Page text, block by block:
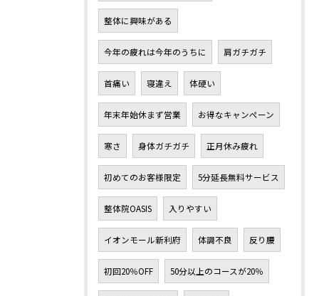
整体に興味がある
今年の疲れは今年のうちに 肩ガチガチ
首痛い 寝違え 体硬い
年末年始休まず営業 お得なキャンペーン
寒さ 身体ガチガチ 正月休み疲れ
初めてのお客様限定 5分延長無料サービス
整体院OASIS 入りやすい
イオンモール新利府 体調不良 反り腰
初回20％OFF 50分以上のコースが20％